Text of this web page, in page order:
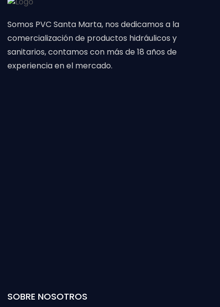
Somos PVC Santa Marta, nos dedicamos a la
comercialización de productos hidráulicos y
sanitarios, contamos con más de 18 años de
experiencia en el mercado.
SOBRE NOSOTROS